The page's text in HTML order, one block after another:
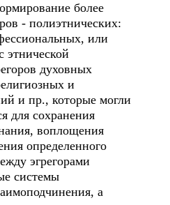
более
- полиэтнических:
или
этнической
духовных
и
и пр., которые могли
для сохранения
воплощения
определенного
эгрегорами
системы
а